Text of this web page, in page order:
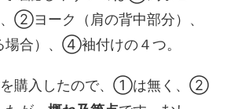
、②ヨーク（肩の背中部分）、
合）、④袖付けの４つ。
を購入したので、①は無く、②